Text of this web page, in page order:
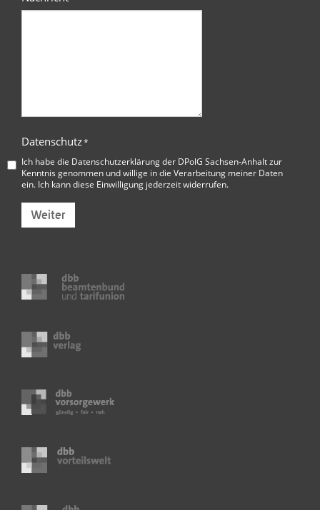
Datenschutz*
Ich habe die Datenschutzerklärung der DPolG Sachsen-Anhaltzur
Kenntnis genommen und willige in die Verarbeitung meiner Daten
ein. Ich kann diese Einwilligung jederzeit widerrufen.
Weiter